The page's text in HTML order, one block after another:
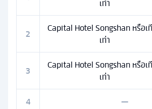
เท่า
2
Capital Hotel Songshan หรือเ
เท่า
3
Capital Hotel Songshan หรือเ
เท่า
4
—